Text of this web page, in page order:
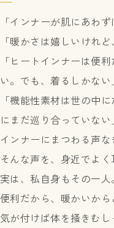
「インナーが肌にあわ
「暖かさは嬉しいけれ
「ヒートインナーは便
い。でも、着るしかない」
「機能性素材は世の中
にまだ巡り合っていない」
インナーにまつわる声な
そんな声を、身近でよく
実は、私自身もその一人。
便利だから、暖かいから
気が付けば体を掻きむ